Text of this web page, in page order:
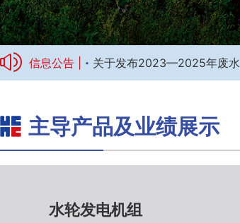
信息公告 | · 关于发布2023—2025年废水
主导产品及业绩展示
水轮发电机组